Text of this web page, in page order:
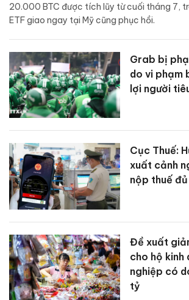
20.000 BTC được tích lũy từ cuối tháng 7,
ETF giao ngay tại Mỹ cũng phục hồi.
Grab bị
do vi phạm
lợi người
Cục Thuế:
xuất cảnh
nộp thuế
Đề xuất
cho hộ kinh
nghiệp có
tỷ